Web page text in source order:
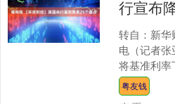
行宣布
转自：新华
电（记者张
将基准利率
英国央行本
央行货....
粤友钱